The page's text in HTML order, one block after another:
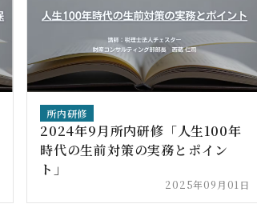
所内研修
2024年9月所内研修「人生100年
時代の生前対策の実務とポイン
ト」
2025年09月01日